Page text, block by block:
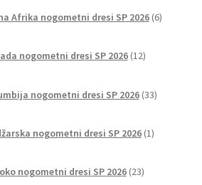
Afrika nogometni dresi SP 2026 6izdelkov
nogometni dresi SP 2026 12izdelkov
nogometni dresi SP 2026 33izdelkov
nogometni dresi SP 2026 1izdelek
nogometni dresi SP 2026 23izdelkov